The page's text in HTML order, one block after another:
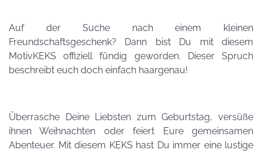
Auf der Suche nach einem kleinen
Freundschaftsgeschenk? Dann bist Du mit diesem
MotivKEKS offiziell fündig geworden. Dieser Spruch
beschreibt euch doch einfach haargenau!
Überrasche Deine Liebsten zum Geburtstag, versüße
ihnen Weihnachten oder feiert Eure gemeinsamen
Abenteuer. Mit diesem KEKS hast Du immer eine lustige